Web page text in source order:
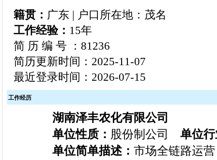
籍贯： 广东 | 户口所在地：茂名
工作经验： 15年
简 历 编 号 ：81236
简历更新时间：2025-11-07
最近登录时间：2026-07-15
工作经历
湖南泽丰农化有限公司
单位性质： 股份制公司 单位
单位简单描述： 市场全链路运